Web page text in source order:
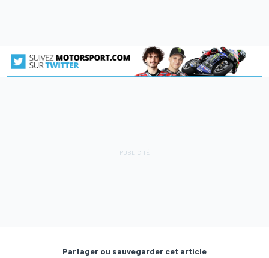
Partager ou sauvegarder cet article